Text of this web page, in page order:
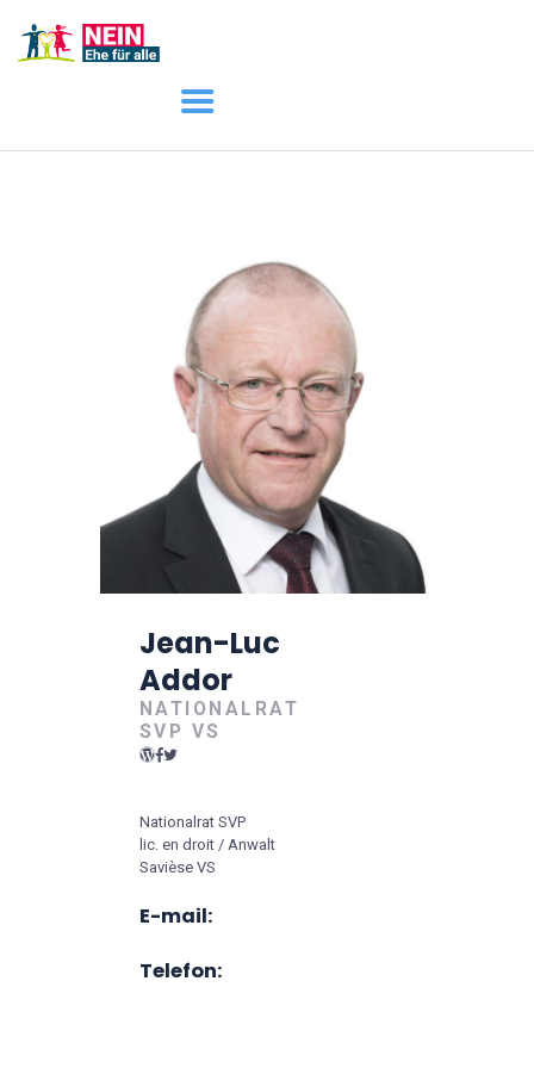
START
DOWNLOADS
Jean-Luc
Addor
NATIONALRAT
SVP VS
Nationalrat SVP
lic. en droit / Anwalt
Savièse VS
E-mail:
Telefon: